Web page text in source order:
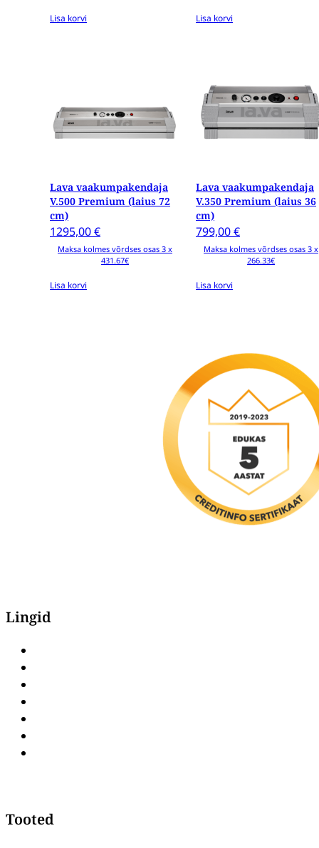
Lisa korvi Lisa korvi
Lava vaakumpakendaja
V.500 Premium (laius 72
cm)
1295,00€
Maksa kolmes võrdses osas 3 x
431.67€
Lisa korvi
Lava vaakumpakendaja
V.350 Premium (laius 36
cm)
799,00€
Maksa kolmes võrdses osas 3 x
266.33€
Lisa korvi
Lingid
Tooted